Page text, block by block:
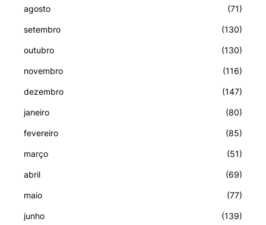
agosto (71)
setembro (130)
outubro (130)
novembro (116)
dezembro (147)
janeiro (80)
fevereiro (85)
março (51)
abril (69)
maio (77)
junho (139)